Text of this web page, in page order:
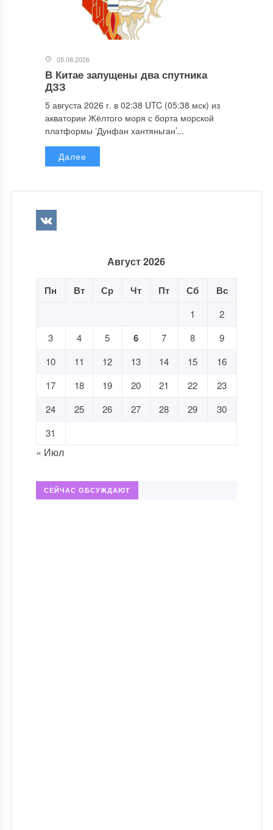
05.08.2026
В Китае запущены два спутника
ДЗЗ
5 августа 2026 г. в 02:38 UTC (05:38 мск) из
акватории Жёлтого моря с борта морской
платформы ‘Дунфан хантяньган’...
Далее
Август 2026
Пн Вт Ср Чт Пт Сб Вс
1
2
3
4 5 6 7 8
9
10
11 12 13 14 15
16
17
18 19 20 21 22
23
24
25 26 27 28 29
30
31
« Июл
СЕЙЧАС ОБСУЖДАЮТ